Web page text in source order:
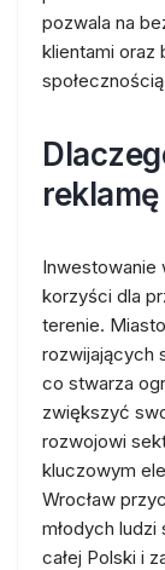
pozwala na
klientami oraz
Inwestowanie
korzyści dla
terenie.
rozwijających
co stwarza
zwiększyć
rozwojowi
kluczowym
Wrocław
młodych
całej Polski i